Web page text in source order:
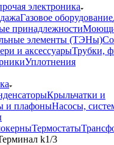
электроника
Газовое оборудование
принадлежности
элементы (ТЭНы)
и аксессуарыТрубки,
Уплотнения
Крыльчатки и
и плафоныНасосы,
Термостаты
k1/3